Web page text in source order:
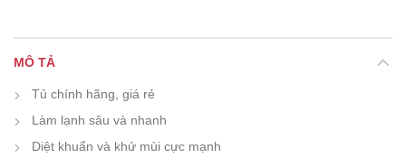
MÔ TẢ
Tủ chính hãng, giá rẻ
Làm lạnh sâu và nhanh
Diệt khuẩn và khử mùi cực mạnh